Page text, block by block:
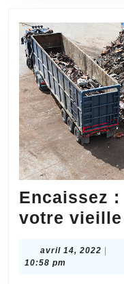
Encaissez
votre
avril 14, 2022 avril
10:58 pm